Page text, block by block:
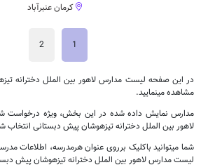
کرمان عنبرآباد
1
2
در این صفحه لیست مدارس لاهور بین الملل دخترانه
مشاهده مینمایید.
مدارس نمایش داده شده در این بخش، ویژه درخواست
لاهور بین الملل دخترانه تیزهوشان پیش دبستانی انتخاب
شما میتوانید باکلیک برروی عنوان هرمدرسه، اطلاعات
لیست مدارس لاهور بین الملل دخترانه تیزهوشان پیش